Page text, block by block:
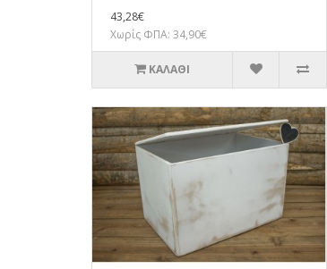
43,28€
Χωρίς ΦΠΑ: 34,90€
ΚΑΛΆΘΙ